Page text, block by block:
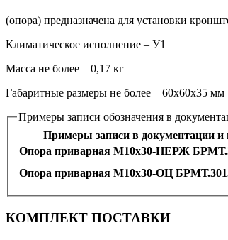
(опора) предназначена для установки
Климатическое исполнение – У1
Масса не более – 0,17 кг
Габаритные размеры не более – 60х60х35 мм
Примеры записи обозначения в
Примеры записи в документации и
Опора приварная M10x30-НЕРЖ
Опора приварная M10x30-ОЦ
КОМПЛЕКТ ПОСТАВКИ